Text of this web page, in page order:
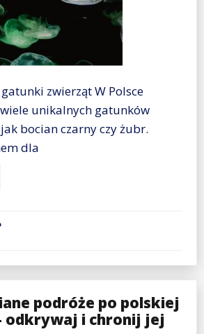
zwierząt W Polsce
unikalnych gatunków
bocian czarny czy żubr.
dla
podróże po polskiej
odkrywaj i chronij jej